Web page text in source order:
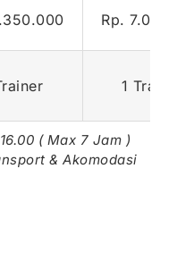
Rp.
1
( Max 7 Jam )
& Akomodasi